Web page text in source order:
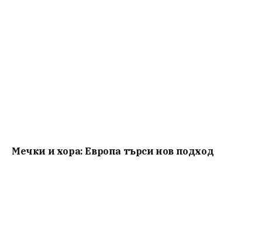
Мечки и хора: Европа търси нов подход